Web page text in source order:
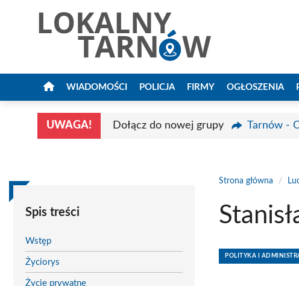
WIADOMOŚCI POLICJA FIRMY OGŁOSZENIA
UWAGA! Dołącz do nowej grupy Tarnów -
Spis treści
Wstęp
Życiorys
Życie prywatne
Strona główna /
POLITYKA I